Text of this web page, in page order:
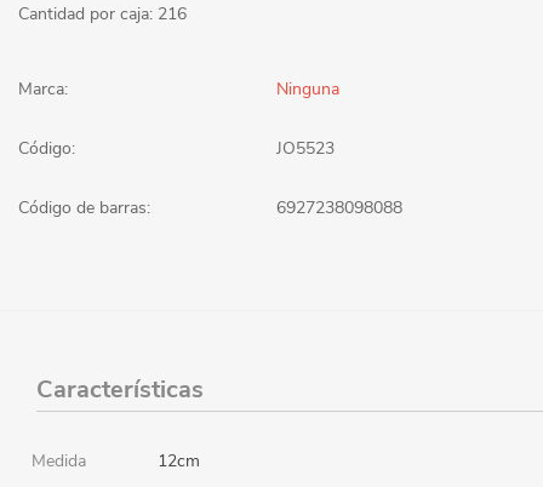
Cantidad por caja: 216
Marca: Ninguna
Código: JO5523
Código de barras: 6927238098088
Características
Medida 12cm